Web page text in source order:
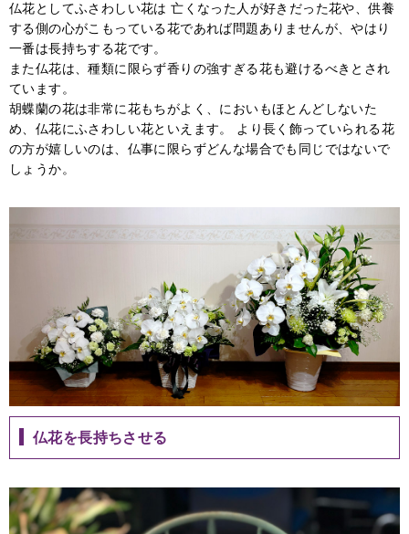
仏花としてふさわしい花は 亡くなった人が好きだった花や、供養
する側の心がこもっている花であれば問題ありませんが、やはり
一番は長持ちする花です。
また仏花は、種類に限らず香りの強すぎる花も避けるべきとされ
ています。
胡蝶蘭の花は非常に花もちがよく、においもほとんどしないた
め、仏花にふさわしい花といえます。 より長く飾っていられる花
の方が嬉しいのは、仏事に限らずどんな場合でも同じではないで
しょうか。
仏花を長持ちさせる